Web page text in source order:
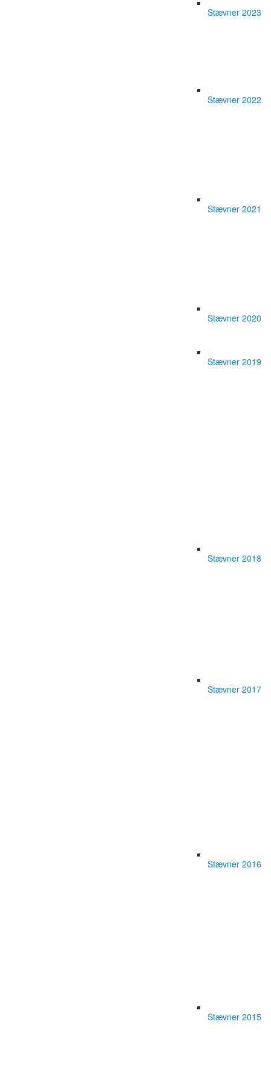
Stævner 2023
Stævner 2022
Stævner 2021
Stævner 2020
Stævner 2019
Stævner 2018
Stævner 2017
Stævner 2016
Stævner 2015